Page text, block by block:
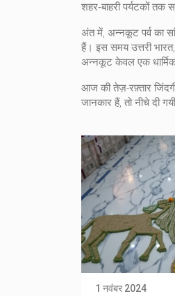
शहर‑बाहरी पर्यटकों तक
अंत में, अन्नकूट पर्व का
हैं। इस समयउत्तरी भारत,
अन्नकूट केवल एक
आज की तेज़-रफ़्तार
जानकार हैं, तो नीचे दी
1 नवंबर 2024